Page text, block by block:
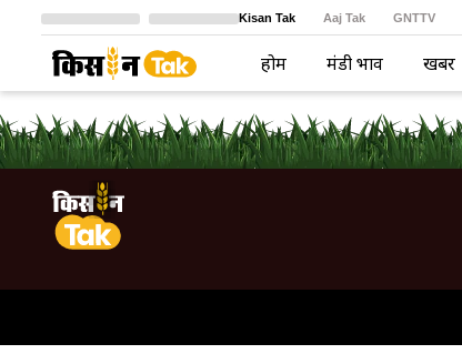
Kisan Tak Aaj Tak GNTTV
Crime Tak Astro Tak
होम मंडी भाव खबरें